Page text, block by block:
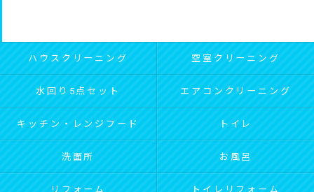
ハウスクリーニング 空室クリーニング
水回り5点セット エアコンクリーニング
キッチン・レンジフード トイレ
洗面所 お風呂
リフォーム トイレリフォーム